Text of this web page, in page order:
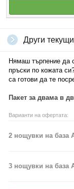
Други
Нямаш търпение да
пръски по кожата
са готови да те
Пакет за двама в
Варианти на офертата:
2 нощувки на база
3 нощувки на база